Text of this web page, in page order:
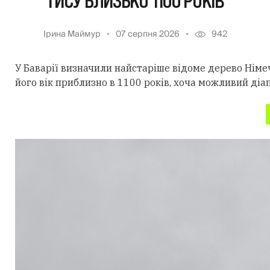
Ірина Маймур 07 серпня 2026 942
У Баварії визначили найстаріше відоме дерево
його вік приблизно в 1100 років, хоча можливий